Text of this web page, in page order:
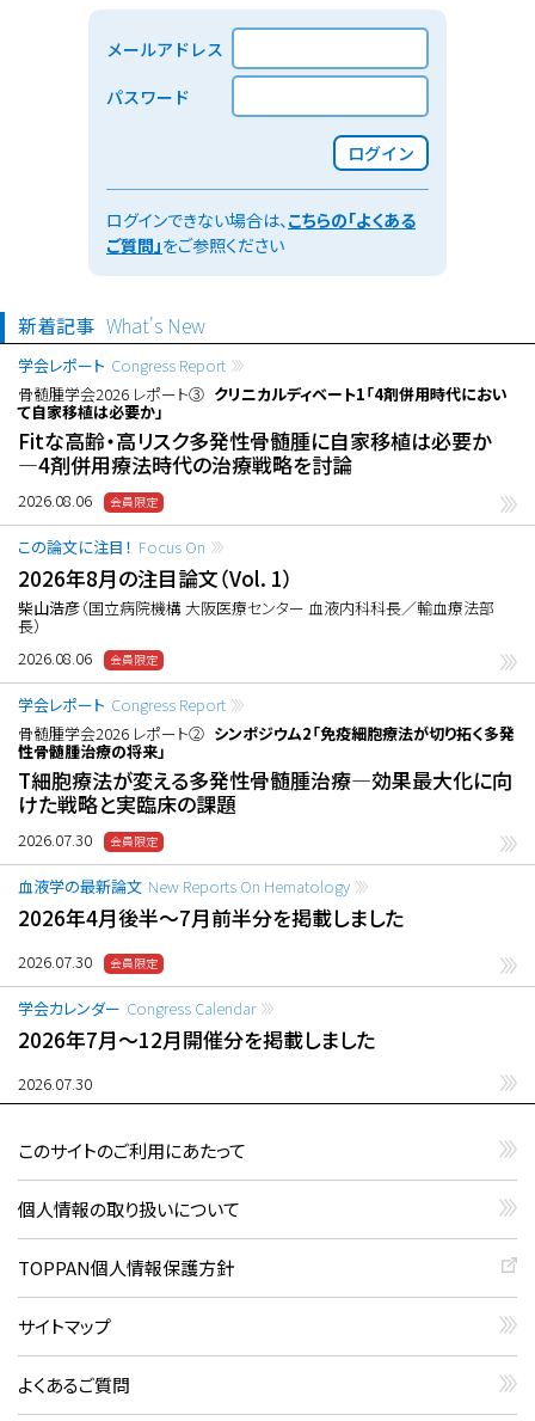
メールアドレス
パスワード
ログイン
ログインできない場合は、こちらの「よくある
ご質問」をご参照ください
新着記事 What's New
学会レポート Congress Report
骨髄腫学会2026 レポート③ クリニカルディベート1「4剤併用時代におい
て自家移植は必要か」
Fitな高齢・高リスク多発性骨髄腫に自家移植は必要か
―4剤併用療法時代の治療戦略を討論
2026.08.06
この論文に注目！ Focus On
2026年8月の注目論文（Vol. 1）
柴山浩彦（国立病院機構 大阪医療センター 血液内科科長／輸血療法部
長）
2026.08.06
学会レポート Congress Report
骨髄腫学会2026 レポート② シンポジウム2「免疫細胞療法が切り拓く多発
性骨髄腫治療の将来」
T細胞療法が変える多発性骨髄腫治療―効果最大化に向
けた戦略と実臨床の課題
2026.07.30
血液学の最新論文 New Reports On Hematology
2026年4月後半〜7月前半分を掲載しました
2026.07.30
学会カレンダー Congress Calendar
2026年7月〜12月開催分を掲載しました
2026.07.30
このサイトのご利用にあたって
個人情報の取り扱いについて
TOPPAN個人情報保護方針
サイトマップ
よくあるご質問